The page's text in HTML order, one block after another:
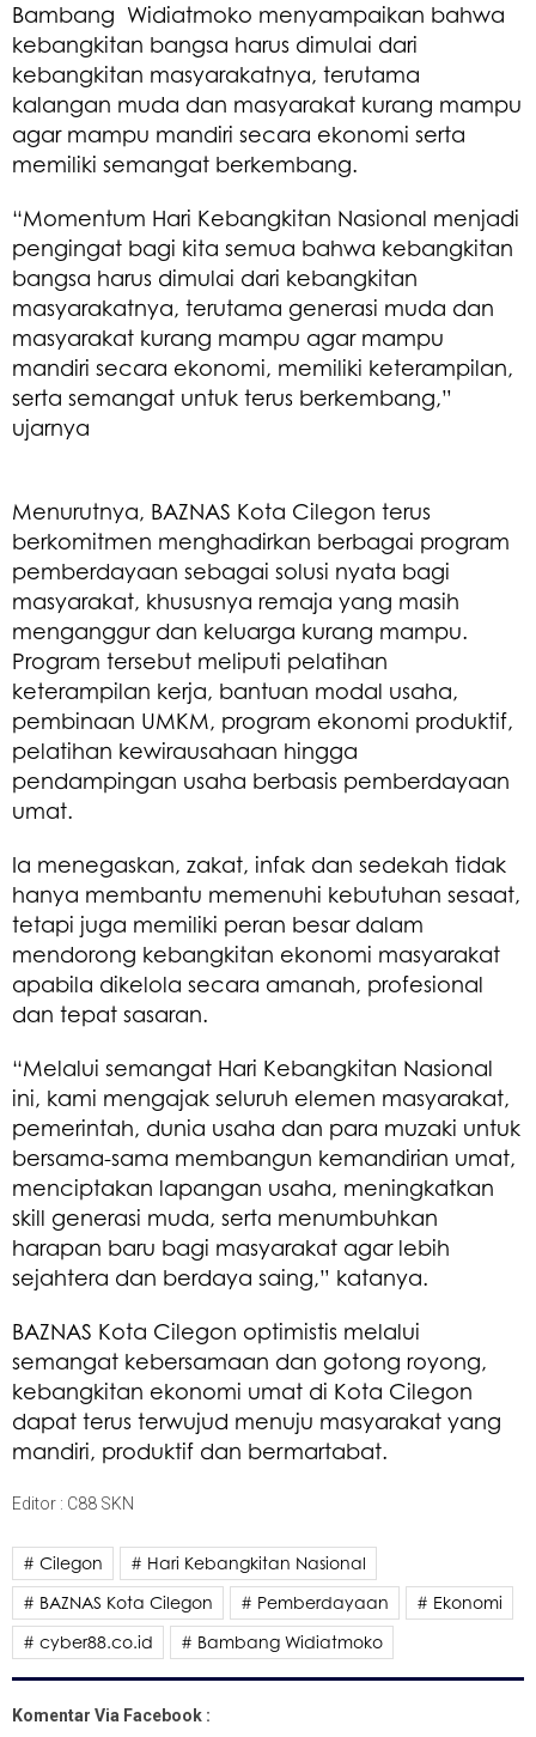
Bambang Widiatmoko menyampaikan bahwa
kebangkitan bangsa harus dimulai dari
kebangkitan masyarakatnya, terutama
kalangan muda dan masyarakat kurang mampu
agar mampu mandiri secara ekonomi serta
memiliki semangat berkembang.
“Momentum Hari Kebangkitan Nasional menjadi
pengingat bagi kita semua bahwa kebangkitan
bangsa harus dimulai dari kebangkitan
masyarakatnya, terutama generasi muda dan
masyarakat kurang mampu agar mampu
mandiri secara ekonomi, memiliki keterampilan,
serta semangat untuk terus berkembang,”
ujarnya
Menurutnya, BAZNAS Kota Cilegon terus
berkomitmen menghadirkan berbagai program
pemberdayaan sebagai solusi nyata bagi
masyarakat, khususnya remaja yang masih
menganggur dan keluarga kurang mampu.
Program tersebut meliputi pelatihan
keterampilan kerja, bantuan modal usaha,
pembinaan UMKM, program ekonomi produktif,
pelatihan kewirausahaan hingga
pendampingan usaha berbasis pemberdayaan
umat.
Ia menegaskan, zakat, infak dan sedekah tidak
hanya membantu memenuhi kebutuhan sesaat,
tetapi juga memiliki peran besar dalam
mendorong kebangkitan ekonomi masyarakat
apabila dikelola secara amanah, profesional
dan tepat sasaran.
“Melalui semangat Hari Kebangkitan Nasional
ini, kami mengajak seluruh elemen masyarakat,
pemerintah, dunia usaha dan para muzaki untuk
bersama-sama membangun kemandirian umat,
menciptakan lapangan usaha, meningkatkan
skill generasi muda, serta menumbuhkan
harapan baru bagi masyarakat agar lebih
sejahtera dan berdaya saing,” katanya.
BAZNAS Kota Cilegon optimistis melalui
semangat kebersamaan dan gotong royong,
kebangkitan ekonomi umat di Kota Cilegon
dapat terus terwujud menuju masyarakat yang
mandiri, produktif dan bermartabat.
Editor : C88 SKN
# Cilegon
# Hari Kebangkitan Nasional
# BAZNAS Kota Cilegon
# Pemberdayaan
# Ekonomi
# cyber88.co.id
# Bambang Widiatmoko
Komentar Via Facebook :